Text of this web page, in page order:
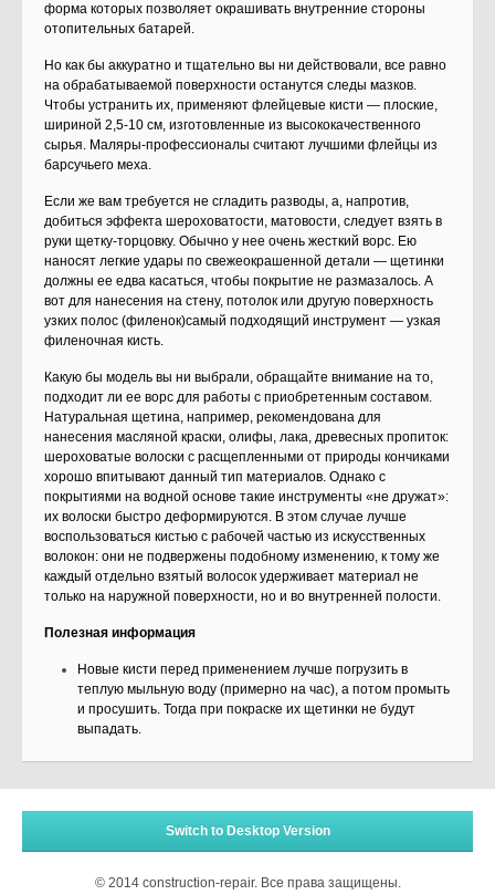
форма которых позволяет окрашивать внутренние стороны
отопительных батарей.
Но как бы аккуратно и тщательно вы ни действовали, все равно
на обрабатываемой поверхности останутся следы мазков.
Чтобы устранить их, применяют флейцевые кисти — плоские,
шириной 2,5-10 см, изготовленные из высококачественного
сырья. Маляры-профессионалы считают лучшими флейцы из
барсучьего меха.
Если же вам требуется не сгладить разводы, а, напротив,
добиться эффекта шероховатости, матовости, следует взять в
руки щетку-торцовку. Обычно у нее очень жесткий ворс. Ею
наносят легкие удары по свежеокрашенной детали — щетинки
должны ее едва касаться, чтобы покрытие не размазалось. А
вот для нанесения на стену, потолок или другую поверхность
узких полос (филенок)самый подходящий инструмент — узкая
филеночная кисть.
Какую бы модель вы ни выбрали, обращайте внимание на то,
подходит ли ее ворс для работы с приобретенным составом.
Натуральная щетина, например, рекомендована для
нанесения масляной краски, олифы, лака, древесных про­питок:
шероховатые волоски с расщепленными от природы кончиками
хорошо впитывают дан­ный тип материалов. Однако с
покрытиями на водной основе такие инструменты «не дружат»:
их волоски быстро деформируются. В этом случае лучше
воспользоваться кистью с рабо­чей частью из искусственных
волокон: они не подвержены подобному изменению, к тому же
каждый отдельно взятый волосок удерживает материал не
только на наружной поверхности, но и во внутренней полости.
Полезная информация
Новые кисти перед применением лучше погрузить в
теплую мыльную воду (примерно на час), а потом промыть
и просушить. Тогда при покраске их щетинки не будут
выпадать.
Switch to Desktop Version
© 2014 construction-repair. Все права защищены.